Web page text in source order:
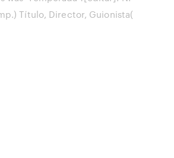
Título, Director, Guionista(